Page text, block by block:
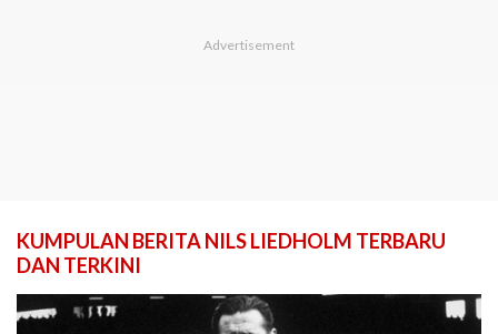
KUMPULAN BERITA NILS LIEDHOLM TERBARU
DAN TERKINI